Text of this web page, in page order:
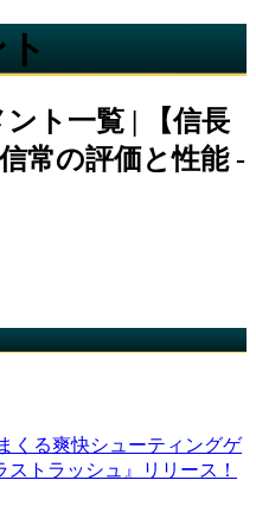
ント一覧 | 【信長
常の評価と性能 -
くる爽快シューティングゲ
トラッシュ』リリース！